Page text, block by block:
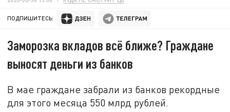
ПОДПИШИТЕСЬ:
Заморозка вкладов всё ближе? Граждане
выносят деньги из банков
В мае граждане забрали из банков рекордные
для этого месяца 550 млрд рублей.